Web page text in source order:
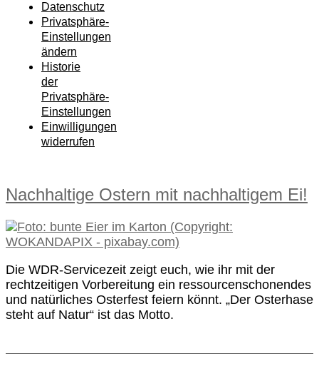
Datenschutz
Privatsphäre-
Einstellungen
ändern
Historie
der
Privatsphäre-
Einstellungen
Einwilligungen
widerrufen
Nachhaltige Ostern mit nachhaltigem Ei!
Die WDR-Servicezeit zeigt euch, wie ihr mit der
rechtzeitigen Vorbereitung ein ressourcenschonendes
und natürliches Osterfest feiern könnt. „Der Osterhase
steht auf Natur“ ist das Motto.